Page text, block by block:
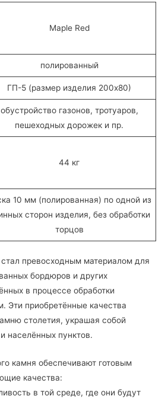
Maple Red
полированный
ГП-5 (размер изделия 200х80)
обустройство газонов, тротуаров,
пешеходных дорожек и пр.
44 кг
10 мм (полированная) по одной из
сторон изделия, без обработки
торцов
стал превосходным материалом для
бордюров и других
в процессе обработки
Эти приобретённые качества
столетия, украшая собой
населённых пунктов.
камня обеспечивают готовым
качества:
в той среде, где они будут